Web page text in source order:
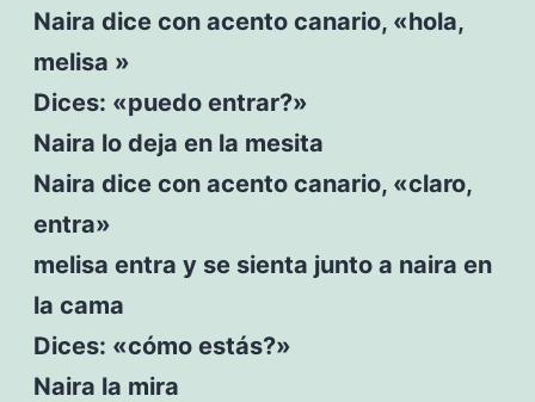
Naira dice con acento canario, «hola,
melisa »
Dices: «puedo entrar?»
Naira lo deja en la mesita
Naira dice con acento canario, «claro,
entra»
melisa entra y se sienta junto a naira en
la cama
Dices: «cómo estás?»
Naira la mira